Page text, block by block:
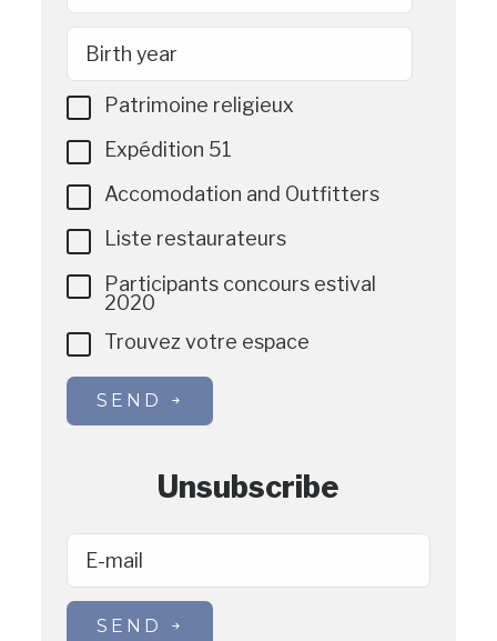
Birth year
Patrimoine religieux
Expédition 51
Accomodation and Outfitters
Liste restaurateurs
Participants concours estival
2020
Trouvez votre espace
SEND
Unsubscribe
E-mail
SEND